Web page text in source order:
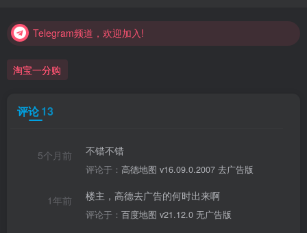
Telegram频道，欢迎加入!
淘宝一分购
评论13
5个月前 不错不错
评论于： 高德地图 v16.09.0.2007 去广告版
1年前 楼主，高德去广告的何时出来啊
评论于： 百度地图 v21.12.0 无广告版